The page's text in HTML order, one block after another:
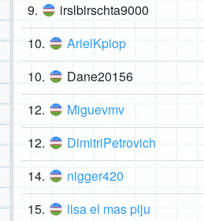
9. irslbirschta9000
10. ArielKpiop
10. Dane20156
12. Miguevmv
12. DimitriPetrovich
14. nigger420
15. lisa el mas piju